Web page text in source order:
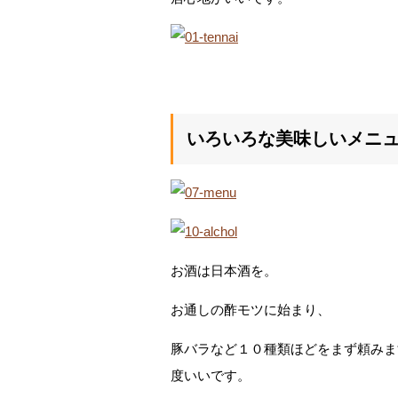
いろいろな美味しいメニ
お酒は日本酒を。
お通しの酢モツに始まり、
豚バラなど１０種類ほどをまず頼み
度いいです。